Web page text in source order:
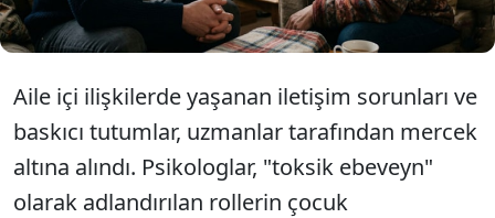
Aile içi ilişkilerde yaşanan iletişim sorunları ve
baskıcı tutumlar, uzmanlar tarafından mercek
altına alındı. Psikologlar, "toksik ebeveyn"
olarak adlandırılan rollerin çocuk